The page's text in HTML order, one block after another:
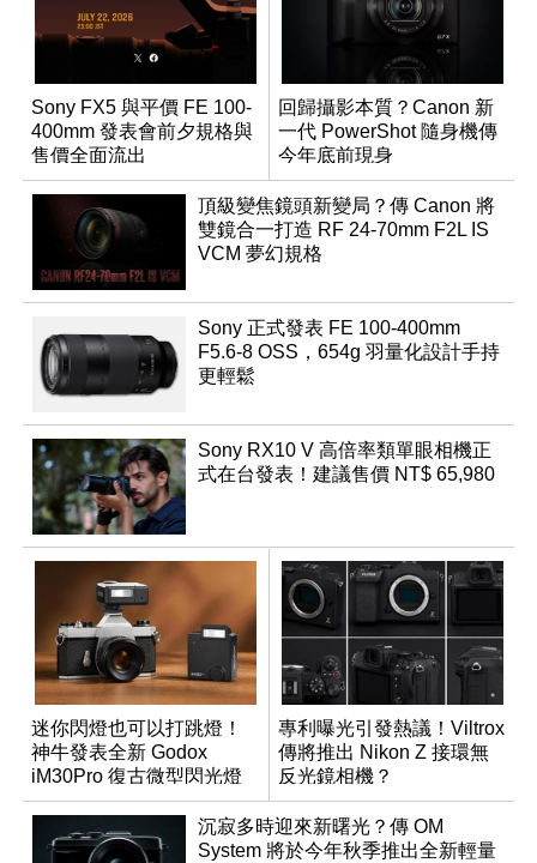
Sony FX5 與平價 FE 100-
400mm 發表會前夕規格與
售價全面流出
回歸攝影本質？Canon 新
一代 PowerShot 隨身機傳
今年底前現身
頂級變焦鏡頭新變局？傳 Canon 將
雙鏡合一打造 RF 24-70mm F2L IS
VCM 夢幻規格
Sony 正式發表 FE 100-400mm
F5.6-8 OSS，654g 羽量化設計手持
更輕鬆
Sony RX10 V 高倍率類單眼相機正
式在台發表！建議售價 NT$ 65,980
迷你閃燈也可以打跳燈！
神牛發表全新 Godox
iM30Pro 復古微型閃光燈
專利曝光引發熱議！Viltrox
傳將推出 Nikon Z 接環無
反光鏡相機？
沉寂多時迎來新曙光？傳 OM
System 將於今年秋季推出全新輕量